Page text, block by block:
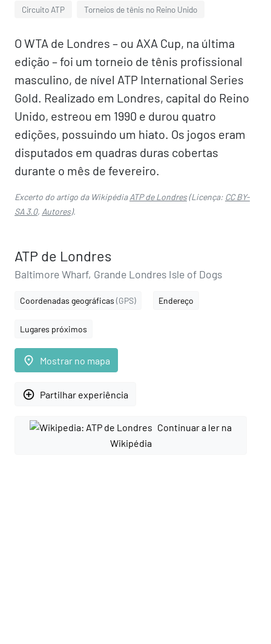
Circuito ATP Torneios de tênis no Reino Unido
O WTA de Londres – ou AXA Cup, na última
edição – foi um torneio de tênis profissional
masculino, de nível ATP International Series
Gold. Realizado em Londres, capital do Reino
Unido, estreou em 1990 e durou quatro
edições, possuindo um hiato. Os jogos eram
disputados em quadras duras cobertas
durante o mês de fevereiro.
Excerto do artigo da WikipédiaATP de Londres(Licença: CC BY-
SA 3.0, Autores).
ATP de Londres
Baltimore Wharf, Grande Londres Isle of Dogs
Coordenadas geográficas (GPS) Endereço
Lugares próximos
place Mostrar no mapa
add_circle_outline Partilhar experiência
Continuar a ler na
Wikipédia